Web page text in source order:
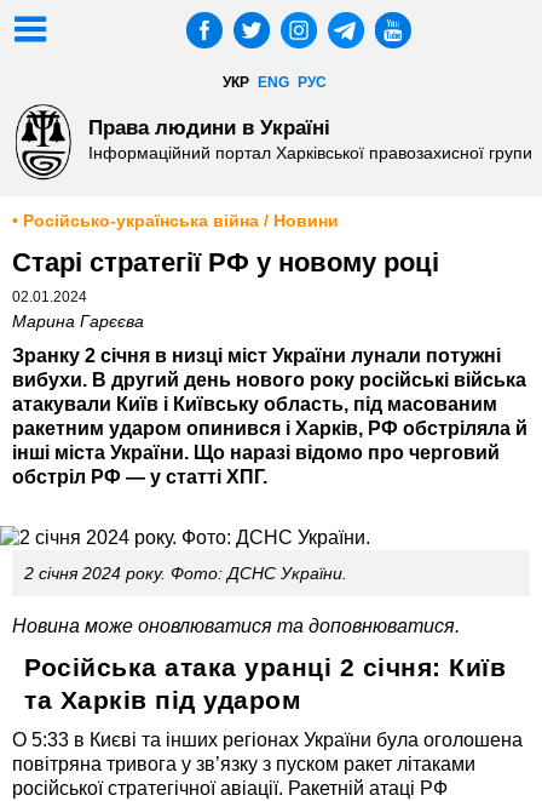
УКР ENG РУС
Права людини в Україні
Інформаційний портал Харківської правозахисної групи
• Російсько-українська війна / Новини
Старі стратегії РФ у новому році
02.01.2024
Марина Гарєєва
Зранку 2 січня в низці міст України лунали потужні
вибухи. В другий день нового року російські війська
атакували Київ і Київську область, під масованим
ракетним ударом опинився і Харків, РФ обстріляла й
інші міста України. Що наразі відомо про черговий
обстріл РФ — у статті ХПГ.
2 січня 2024 року. Фото: ДСНС України.
Новина може оновлюватися та доповнюватися.
Російська атака уранці 2 січня: Київ
та Харків під ударом
О 5:33 в Києві та інших регіонах України була оголошена
повітряна тривога у зв’язку з пуском ракет літаками
російської стратегічної авіації. Ракетній атаці РФ